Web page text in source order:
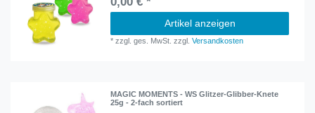
Artikel anzeigen
*zzgl. ges. MwSt. zzgl.Versandkosten
MAGIC MOMENTS - WS Glitzer-Glibber-Knete
25g - 2-fach sortiert